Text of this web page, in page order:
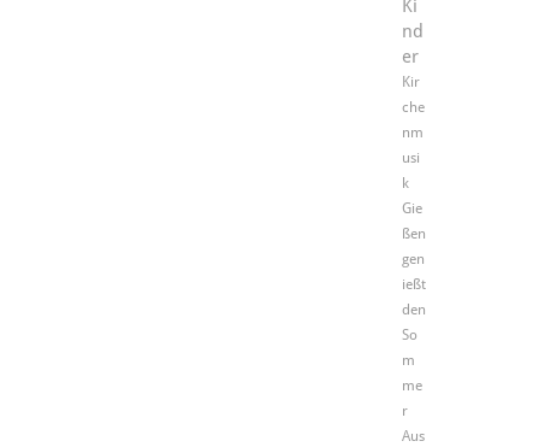
Ki
nd
er
Kir
che
nm
usi
k
Gie
ßen
gen
ießt
den
So
m
me
r
Aus